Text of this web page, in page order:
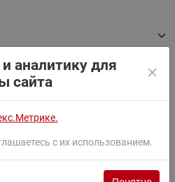
аналитику для
сайта
с их использованием.